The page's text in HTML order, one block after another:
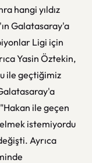
hangi yıldız
Galatasaray'a
Ligi için
Yasin Öztekin,
ile geçtiğimiz
ile geçen
istemiyordu
Ayrıca